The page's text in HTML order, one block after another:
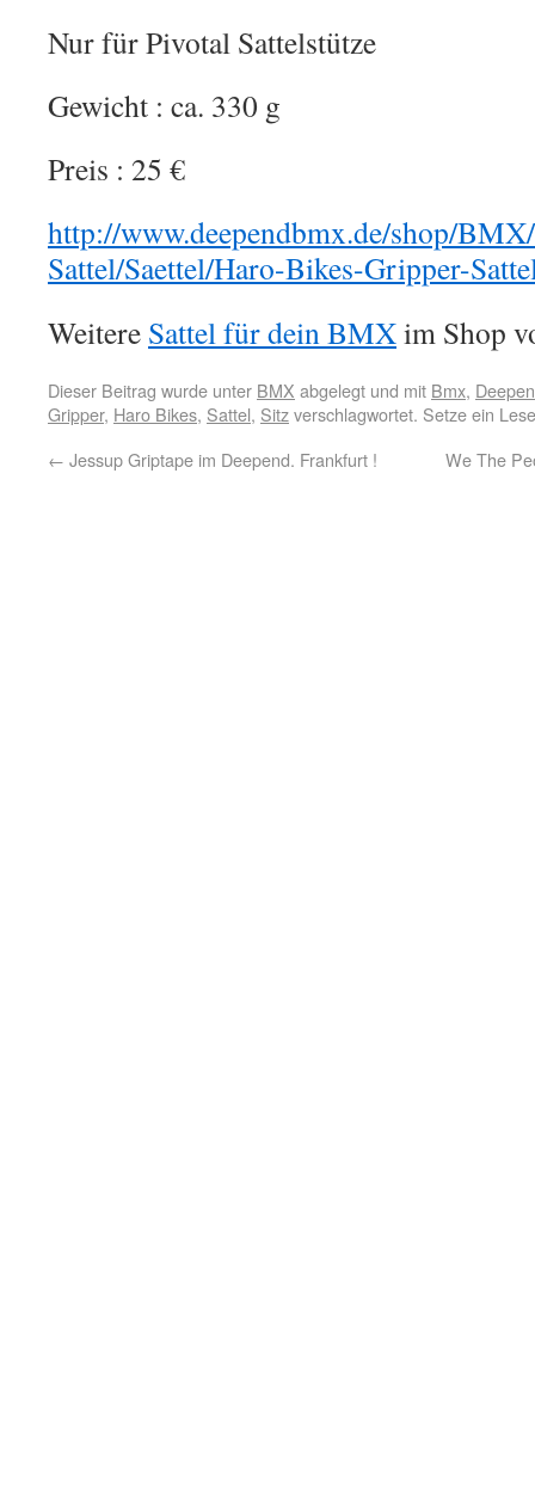
Nur für Pivotal Sattelstütze
Gewicht : ca. 330 g
Preis : 25 €
http://www.deependbmx.de/shop/
Sattel/Saettel/Haro-Bikes-Gripper-
Weitere Sattel für dein BMXim Shop
Dieser Beitrag wurde unter BMX abgelegt und mit Bmx,
Gripper, Haro Bikes, Sattel, Sitzverschlagwortet. Setze ein
← Jessup Griptape im Deepend. Frankfurt ! We The